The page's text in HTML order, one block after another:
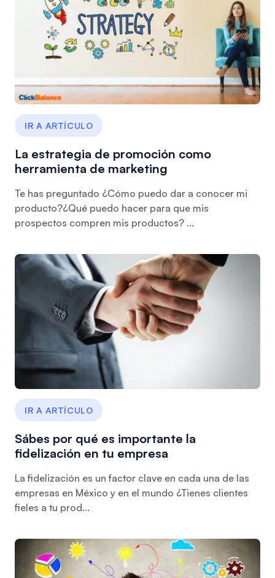
IR A ARTÍCULO
La estrategia de promoción como
herramienta de marketing
Te has preguntado ¿Cómo puedo dar a conocer mi
producto?¿Qué puedo hacer para que mis
prospectos compren mis productos? ...
IR A ARTÍCULO
Sábes por qué es importante la
fidelización en tu empresa
La fidelización es un factor clave en cada una de las
empresas en México y en el mundo ¿Tienes clientes
fieles a tu prod...